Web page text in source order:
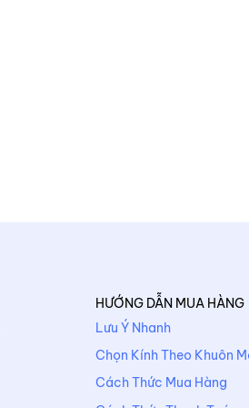
HƯỚNG DẪN MUA HÀNG
Lưu Ý Nhanh
Chọn Kính Theo Khuôn
Cách Thức Mua Hàng